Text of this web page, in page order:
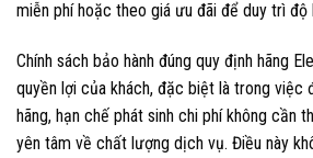
miễn phí hoặc theo giá ưu đãi để duy trì
Chính sách bảo hành đúng quy định hãng
quyền lợi của khách, đặc biệt là trong việc
hãng, hạn chế phát sinh chi phí không cần
yên tâm về chất lượng dịch vụ. Điều này